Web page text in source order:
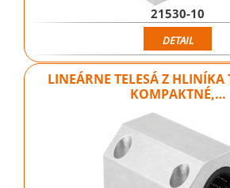
21530-10
DETAIL
LINEÁRNE TELESÁ Z HLINÍKA
KOMPAKTNÉ,…